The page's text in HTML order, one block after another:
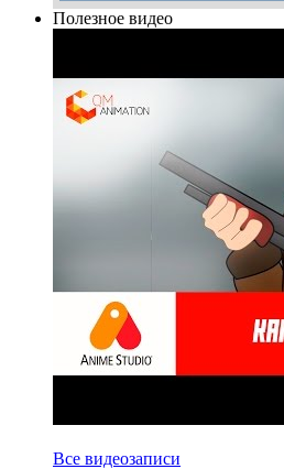
Полезное видео
Все видеозаписи